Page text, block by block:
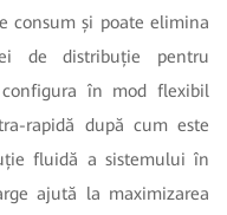
consum și poate elimina
de distribuție pentru
în mod flexibil
rapidă după cum este
fluidă a sistemului în
ajută la maximizarea